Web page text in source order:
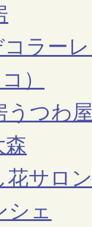
ラー
）
うつわ
森
花サロ
シェ